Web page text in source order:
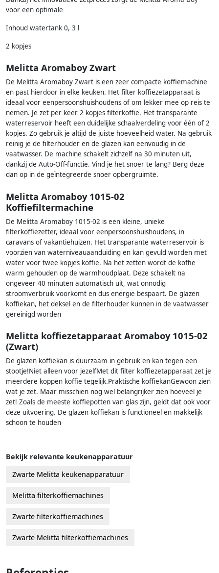
voor een optimale
Inhoud watertank 0, 3 l
2 kopjes
Melitta Aromaboy Zwart
De Melitta Aromaboy Zwart is een zeer compacte koffiemachine
en past hierdoor in elke keuken. Het filter koffiezetapparaat is
ideaal voor eenpersoonshuishoudens of om lekker mee op reis te
nemen. Je zet per keer 2 kopjes filterkoffie. Het transparante
waterreservoir heeft een duidelijke schaalverdeling voor één of 2
kopjes. Zo gebruik je altijd de juiste hoeveelheid water. Na gebruik
reinig je de filterhouder en de glazen kan eenvoudig in de
vaatwasser. De machine schakelt zichzelf na 30 minuten uit,
dankzij de Auto-Off-functie. Vind je het snoer te lang? Berg deze
dan op in de geïntegreerde snoer opbergruimte.
Melitta Aromaboy 1015-02
Koffiefiltermachine
De Melitta Aromaboy 1015-02 is een kleine, unieke
filterkoffiezetter, ideaal voor eenpersoonshuishoudens, in
caravans of vakantiehuizen. Het transparante waterreservoir is
voorzien van waterniveauaanduiding en kan gevuld worden met
water voor twee kopjes koffie. Na het zetten wordt de koffie
warm gehouden op de warmhoudplaat. Deze schakelt na
ongeveer 40 minuten automatisch uit, wat onnodig
stroomverbruik voorkomt en dus energie bespaart. De glazen
koffiekan, het deksel en de filterhouder kunnen in de vaatwasser
gereinigd worden
Melitta koffiezetapparaat Aromaboy 1015-02
(Zwart)
De glazen koffiekan is duurzaam in gebruik en kan tegen een
stootje!Niet alleen voor jezelfMet dit filter koffiezetapparaat zet je
meerdere koppen koffie tegelijk.Praktische koffiekanGewoon zien
wat je zet. Maar misschien nog wel belangrijker zien hoeveel je
zet! Zoals de meeste koffiepotten van glas zijn, geldt dat ook voor
deze uitvoering. De glazen koffiekan is functioneel en makkelijk
schoon te houden
Bekijk relevante keukenapparatuur
Zwarte Melitta keukenapparatuur
Melitta filterkoffiemachines
Zwarte filterkoffiemachines
Zwarte Melitta filterkoffiemachines